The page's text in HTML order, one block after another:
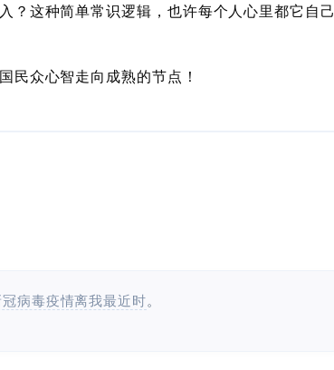
？这种简单常识逻辑，也许每个人心里都它自己
民众心智走向成熟的节点！
冠病毒疫情离我最近时。